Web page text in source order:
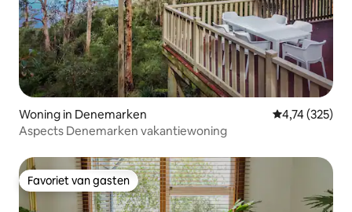
Woning in Denemarken Gemiddelde
4,74 (325)
Aspects Denemarken vakantiewoning
Favoriet van gasten
Favoriet van gasten